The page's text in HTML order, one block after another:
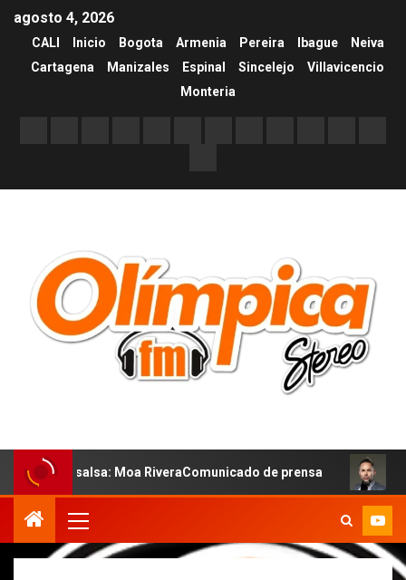
agosto 4, 2026
CALI Inicio Bogota Armenia Pereira Ibague
Neiva
Cartagena
Manizales Espinal Sincelejo
Villavicencio
Monteria
Moa RiveraComunicado de prensa MARCOS